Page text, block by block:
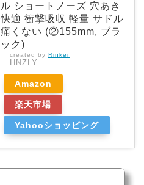
ル ショートノーズ 穴あき
快適 衝撃吸収 軽量 サドル
痛くない (②155mm, ブラ
ック)
created by Rinker
HNZLY
Amazon
楽天市場
Yahooショッピング